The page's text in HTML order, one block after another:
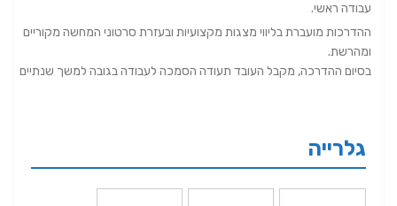
עבודה ראשי.
ההדרכות מועברת בליווי מצגות מקצועיות ובעזרת סרטוני המחשה מקוריים
ומהרשת.
בסיום ההדרכה, מקבל העובד תעודה הסמכה לעבודה בגובה למשך שנתיים
גלרייה